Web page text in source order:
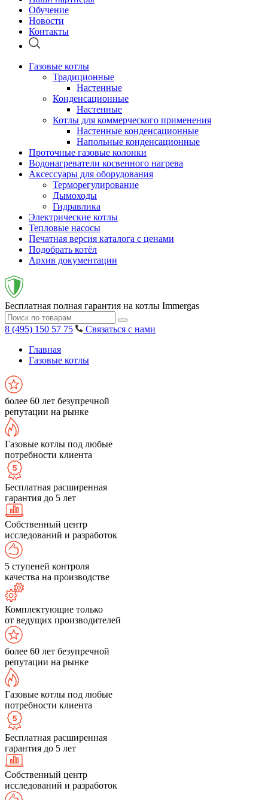
Обучение
Новости
Контакты
Газовые котлы
Традиционные
Настенные
Конденсационные
Настенные
Котлы для коммерческого применения
Настенные конденсационные
Напольные конденсационные
Проточные газовые колонки
Водонагреватели косвенного нагрева
Аксессуары для оборудования
Терморегулирование
Дымоходы
Гидравлика
Электрические котлы
Тепловые насосы
Печатная версия каталога с ценами
Подобрать котёл
Архив документации
Бесплатная полная гарантия на котлы Immergas
8 (495) 150 57 75
Связаться с нами
Главная
Газовые котлы
более 60 лет безупречной
репутации на рынке
Газовые котлы под любые
потребности клиента
Бесплатная расширенная
гарантия до 5 лет
Собственный центр
исследований и разработок
5 ступеней контроля
качества на производстве
Комплектующие только
от ведущих производителей
более 60 лет безупречной
репутации на рынке
Газовые котлы под любые
потребности клиента
Бесплатная расширенная
гарантия до 5 лет
Собственный центр
исследований и разработок